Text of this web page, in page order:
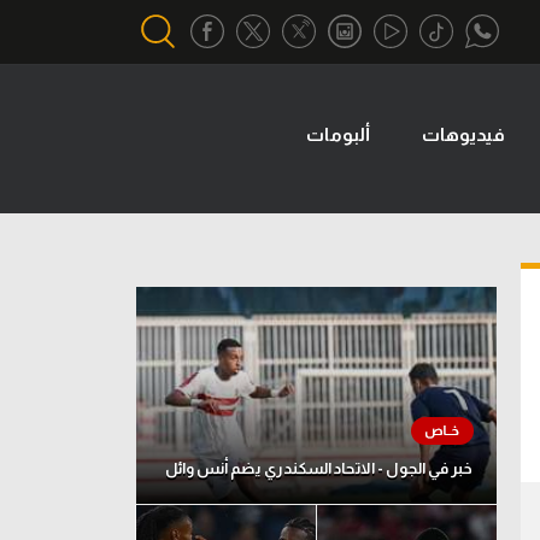
تحقيق في الجول
تقرير في الجول
تحليل في الجول
حكايات في الجول
كويز في الجول
فيديو في الجول
فيديوهات ألبومات
خبر في الجول - الاتحاد السكندري يضم أنس وائل